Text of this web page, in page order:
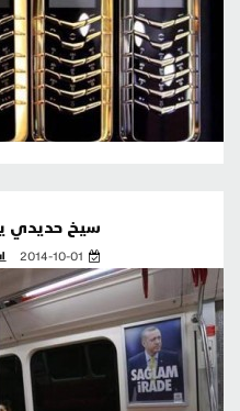
سيخ حديدي
2014-10-01